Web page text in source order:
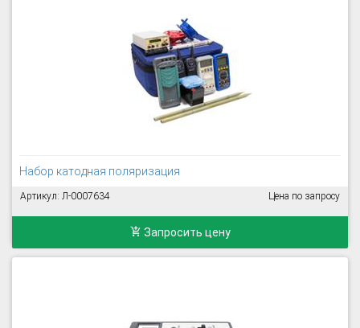
Набор катодная поляризация
Артикул: Л-0007634 Цена по запросу
Запросить цену